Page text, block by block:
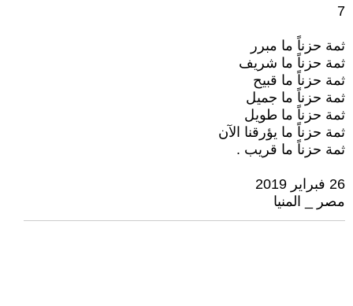
7
ثمة حزناً ما مبرر
ثمة حزناً ما شريف
ثمة حزناً ما قبيح
ثمة حزناً ما جميل
ثمة حزناً ما طويل
ثمة حزناً ما يؤرقنا الآن
ثمة حزناً ما قريب .
26 فبراير 2019
مصر _ المنيا